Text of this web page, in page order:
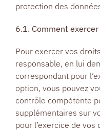
protection des
6.1. Comment
Pour exercer vos
responsable, en lui
correspondant pour
option, vous pouvez
contrôle compétente
supplémentaires sur
pour l’exercice de